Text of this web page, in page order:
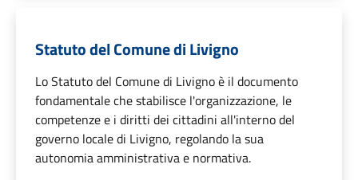
Statuto del Comune di Livigno
Lo Statuto del Comune di Livigno è il documento
fondamentale che stabilisce l'organizzazione, le
competenze e i diritti dei cittadini all'interno del
governo locale di Livigno, regolando la sua
autonomia amministrativa e normativa.